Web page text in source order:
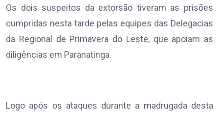
Os dois suspeitos da extorsão tiveram as prisões
cumpridas nesta tarde pelas equipes das Delegacias
da Regional de Primavera do Leste, que apoiam as
diligências em Paranatinga.
Logo após os ataques durante a madrugada desta